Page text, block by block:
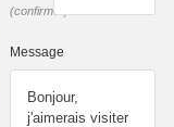
(confirmer)
Message